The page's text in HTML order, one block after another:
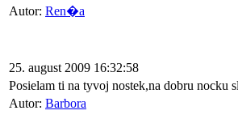
Autor: Ren�a
25. august 2009 16:32:58
Posielam ti na tyvoj nostek,na dobru nocku
Autor: Barbora